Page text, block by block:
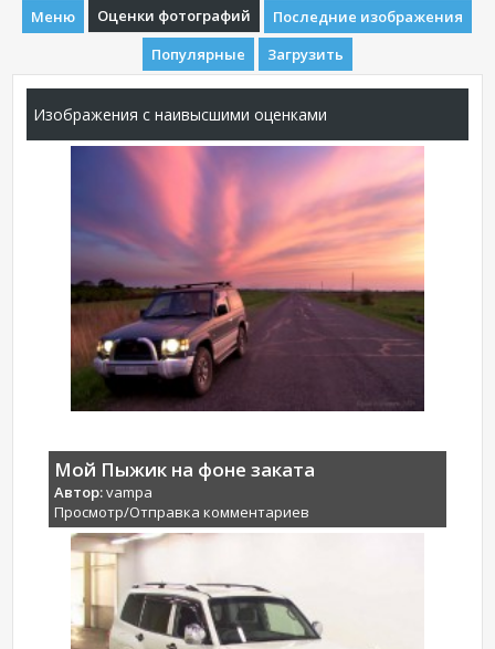
Меню Оценки фотографий
Последние изображения
Популярные
Загрузить
Изображения с наивысшими оценками
Мой Пыжик на фоне заката
Автор:vampa
Просмотр/Отправка комментариев